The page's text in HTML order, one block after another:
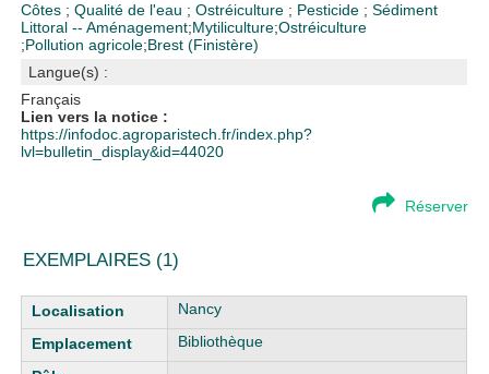
Côtes ;Qualité de l'eau ;Ostréiculture ; Pesticide ;Sédiment
Littoral -- Aménagement;Mytiliculture;Ostréiculture
;Pollution agricole;Brest (Finistère)
Langue(s) :
Français
Lien vers la notice :
https://infodoc.agroparistech.fr/index.php?
lvl=bulletin_display&id=44020
Réserver
EXEMPLAIRES (1)
Liste des exemplaires
Nancy
Bibliothèque